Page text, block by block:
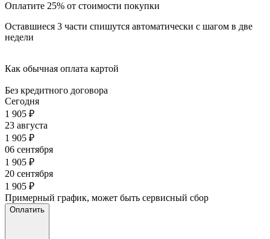
Оплатите 25% от стоимости покупки
Оставшиеся 3 части спишутся автоматически с шагом в две
недели
Как обычная оплата картой
Без кредитного договора
Сегодня
1 905 ₽
23 августа
1 905 ₽
06 сентября
1 905 ₽
20 сентября
1 905 ₽
Примерный график, может быть сервисный сбор
Оплатить